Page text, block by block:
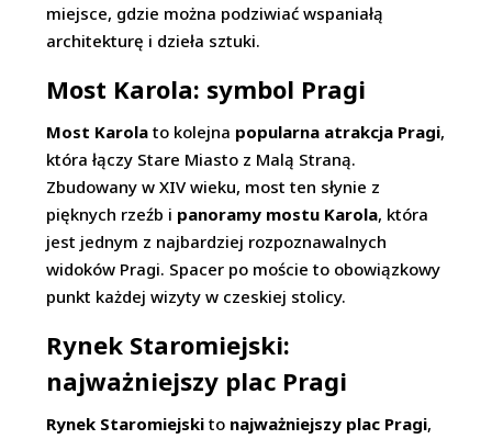
miejsce, gdzie można podziwiać wspaniałą
architekturę i dzieła sztuki.
Most Karola: symbol Pragi
Most Karola to kolejna popularna atrakcja Pragi,
która łączy Stare Miasto z Malą Straną.
Zbudowany w XIV wieku, most ten słynie z
pięknych rzeźb i panoramy mostu Karola, która
jest jednym z najbardziej rozpoznawalnych
widoków Pragi. Spacer po moście to obowiązkowy
punkt każdej wizyty w czeskiej stolicy.
Rynek Staromiejski:
najważniejszy plac Pragi
Rynek Staromiejski to najważniejszy plac Pragi,